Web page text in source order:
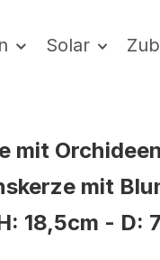
Solar
mit
mit
18,5cm - D: